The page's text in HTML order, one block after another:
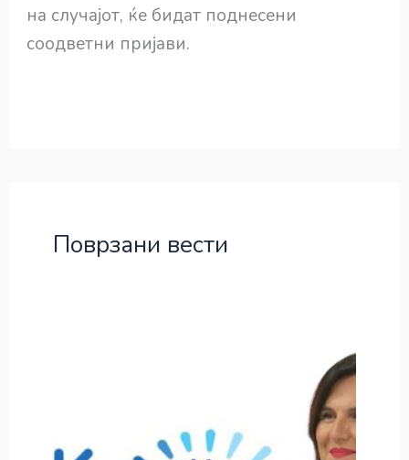
на случајот, ќе бидат поднесени
соодветни пријави.
Поврзани вести